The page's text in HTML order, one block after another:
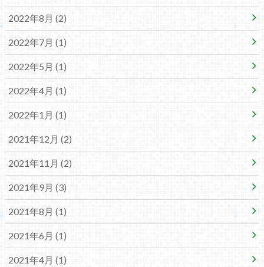
2022年8月 (2)
2022年7月 (1)
2022年5月 (1)
2022年4月 (1)
2022年1月 (1)
2021年12月 (2)
2021年11月 (2)
2021年9月 (3)
2021年8月 (1)
2021年6月 (1)
2021年4月 (1)